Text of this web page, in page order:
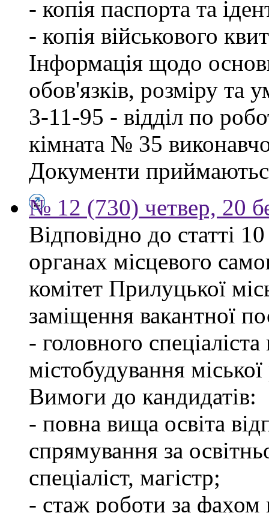
- копія паспорта та
- копія військового
Інформація щодо
обов'язків, розміру та
3-11-95 - відділ по
кімната № 35
Документи
№ 12 (730) четвер, 20
Відповідно до статті
органах місцевого
комітет Прилуцької
заміщення вакантної
- головного
містобудування
Вимоги до кандидатів:
- повна вища освіта
спрямування за
спеціаліст, магістр;
- стаж роботи за фахом